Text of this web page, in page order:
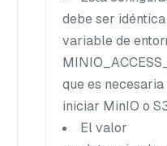
debe ser
variable de
que es
iniciar MinIO o
El valor